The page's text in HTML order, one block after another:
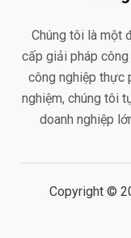
Chúng tôi là một
cấp giải pháp công
công nghiệp thực
nghiệm, chúng tôi
doanh nghiệp
Copyright ©